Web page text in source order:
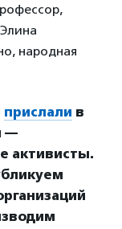
народная
прислали в
—
активисты.